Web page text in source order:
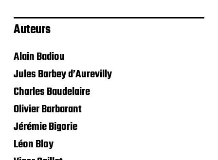
Auteurs
Alain Badiou
Jules Barbey d’Aurevilly
Charles Baudelaire
Olivier Barbarant
Jérémie Bigorie
Léon Bloy